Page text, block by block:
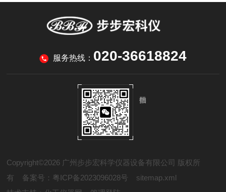
服务热线： 020-36618824
Copyright©2026 广州步步宏科学仪器设备有限公司 版权所
有 备案号：粤ICP备2023096028号
sitemap.xml